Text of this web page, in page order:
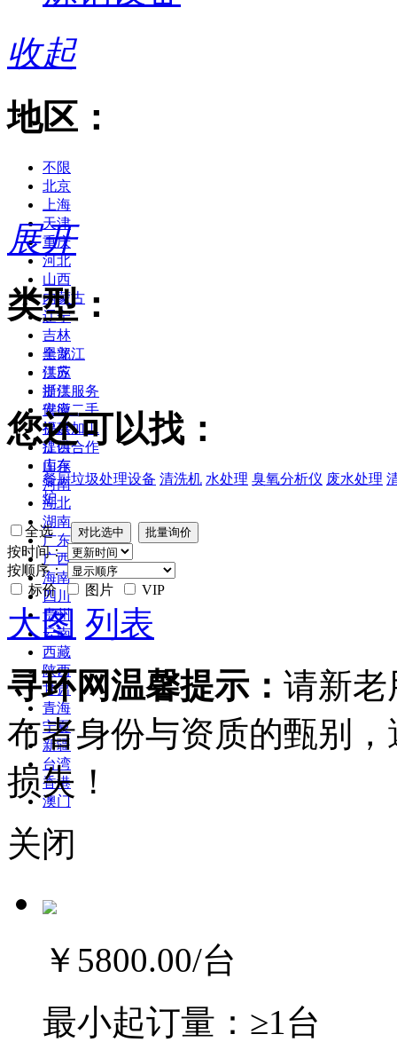
收起
地区：
不限
北京
上海
天津
重庆
河北
山西
内蒙古
辽宁
吉林
黑龙江
江苏
浙江
安徽
福建
江西
山东
河南
湖北
湖南
广东
广西
海南
四川
贵州
云南
西藏
陕西
甘肃
青海
宁夏
新疆
台湾
香港
澳门
展开
类型：
全部
供应
提供服务
供应二手
提供加工
提供合作
库存
您还可以找：
餐厨垃圾处理设备 清洗机 水处理 臭氧分析仪 废水处理
炉
全选
按时间：
按顺序：
标价
图片 VIP
大图 列表
寻环网温馨提示： 请新老
布者身份与资质的甄别
损失！
关闭
￥5800.00/台
最小起订量： ≥1台